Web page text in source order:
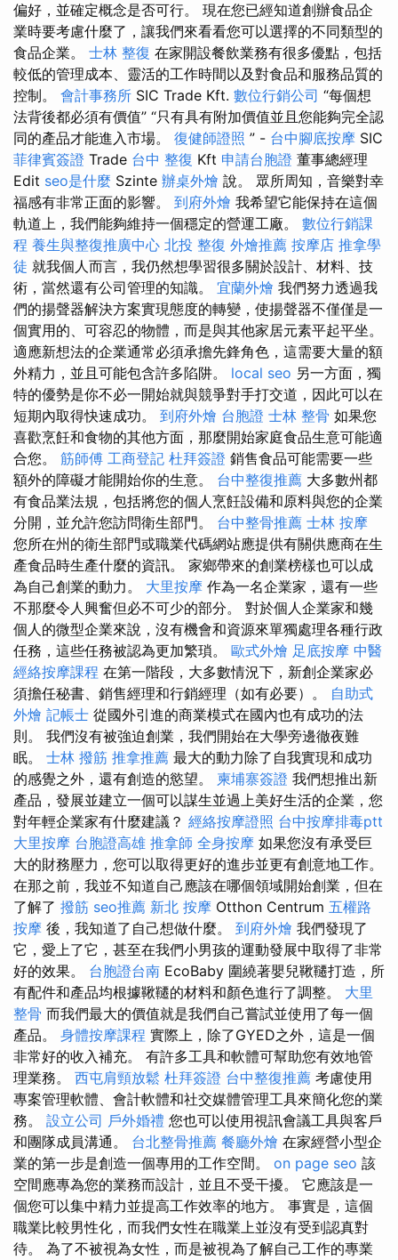
偏好，並確定概念是否可行。 現在您已經知道創辦食品企
業時要考慮什麼了，讓我們來看看您可以選擇的不同類型的
食品企業。 士林 整復 在家開設餐飲業務有很多優點，包括
較低的管理成本、靈活的工作時間以及對食品和服務品質的
控制。 會計事務所 SIC Trade Kft. 數位行銷公司 “每個想
法背後都必須有價值” “只有具有附加價值並且您能夠完全認
同的產品才能進入市場。 復健師證照 ” - 台中腳底按摩 SIC
菲律賓簽證 Trade 台中 整復 Kft 申請台胞證 董事總經理
Edit seo是什麼 Szinte 辦桌外燴 說。 眾所周知，音樂對幸
福感有非常正面的影響。 到府外燴 我希望它能保持在這個
軌道上，我們能夠維持一個穩定的營運工廠。 數位行銷課
程 養生與整復推廣中心 北投 整復 外燴推薦 按摩店 推拿學
徒 就我個人而言，我仍然想學習很多關於設計、材料、技
術，當然還有公司管理的知識。 宜蘭外燴 我們努力透過我
們的揚聲器解決方案實現態度的轉變，使揚聲器不僅僅是一
個實用的、可容忍的物體，而是與其他家居元素平起平坐。
適應新想法的企業通常必須承擔先鋒角色，這需要大量的額
外精力，並且可能包含許多陷阱。 local seo 另一方面，獨
特的優勢是你不必一開始就與競爭對手打交道，因此可以在
短期內取得快速成功。 到府外燴 台胞證 士林 整骨 如果您
喜歡烹飪和食物的其他方面，那麼開始家庭食品生意可能適
合您。 筋師傅 工商登記 杜拜簽證 銷售食品可能需要一些
額外的障礙才能開始你的生意。 台中整復推薦 大多數州都
有食品業法規，包括將您的個人烹飪設備和原料與您的企業
分開，並允許您訪問衛生部門。 台中整骨推薦 士林 按摩
您所在州的衛生部門或職業代碼網站應提供有關供應商在生
產食品時生產什麼的資訊。 家鄉帶來的創業榜樣也可以成
為自己創業的動力。 大里按摩 作為一名企業家，還有一些
不那麼令人興奮但必不可少的部分。 對於個人企業家和幾
個人的微型企業來說，沒有機會和資源來單獨處理各種行政
任務，這些任務被認為更加繁瑣。 歐式外燴 足底按摩 中醫
經絡按摩課程 在第一階段，大多數情況下，新創企業家必
須擔任秘書、銷售經理和行銷經理（如有必要）。 自助式
外燴 記帳士 從國外引進的商業模式在國內也有成功的法
則。 我們沒有被強迫創業，我們開始在大學旁邊徹夜難
眠。 士林 撥筋 推拿推薦 最大的動力除了自我實現和成功
的感覺之外，還有創造的慾望。 柬埔寨簽證 我們想推出新
產品，發展並建立一個可以謀生並過上美好生活的企業，您
對年輕企業家有什麼建議？ 經絡按摩證照 台中按摩排毒ptt
大里按摩 台胞證高雄 推拿師 全身按摩 如果您沒有承受巨
大的財務壓力，您可以取得更好的進步並更有創意地工作。
在那之前，我並不知道自己應該在哪個領域開始創業，但在
了解了 撥筋 seo推薦 新北 按摩 Otthon Centrum 五權路
按摩 後，我知道了自己想做什麼。 到府外燴 我們發現了
它，愛上了它，甚至在我們小男孩的運動發展中取得了非常
好的效果。 台胞證台南 EcoBaby 圍繞著嬰兒鞦韆打造，所
有配件和產品均根據鞦韆的材料和顏色進行了調整。 大里
整骨 而我們最大的價值就是我們自己嘗試並使用了每一個
產品。 身體按摩課程 實際上，除了GYED之外，這是一個
非常好的收入補充。 有許多工具和軟體可幫助您有效地管
理業務。 西屯肩頸放鬆 杜拜簽證 台中整復推薦 考慮使用
專案管理軟體、會計軟體和社交媒體管理工具來簡化您的業
務。 設立公司 戶外婚禮 您也可以使用視訊會議工具與客戶
和團隊成員溝通。 台北整骨推薦 餐廳外燴 在家經營小型企
業的第一步是創造一個專用的工作空間。 on page seo 該
空間應專為您的業務而設計，並且不受干擾。 它應該是一
個您可以集中精力並提高工作效率的地方。 事實是，這個
職業比較男性化，而我們女性在職業上並沒有受到認真對
待。 為了不被視為女性，而是被視為了解自己工作的專業